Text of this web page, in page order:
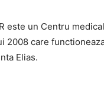
este un Centru
2008 care
Elias.